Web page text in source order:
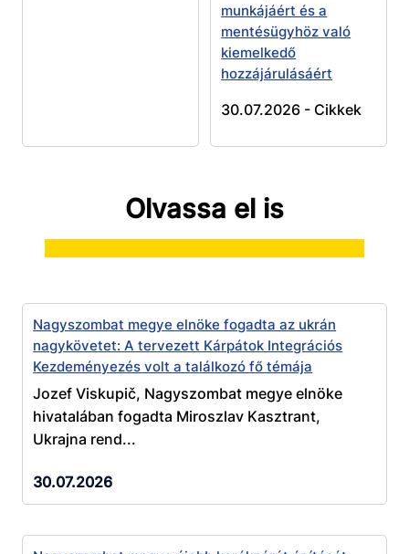
munkájáért és a
mentésügyhöz való
kiemelkedő
hozzájárulásáért
30.07.2026 - Cikkek
Olvassa el is
Nagyszombat megye elnöke fogadta az ukrán
nagykövetet: A tervezett Kárpátok Integrációs
Kezdeményezés volt a találkozó fő témája
Jozef Viskupič, Nagyszombat megye elnöke
hivatalában fogadta Miroszlav Kasztrant,
Ukrajna rend...
30.07.2026